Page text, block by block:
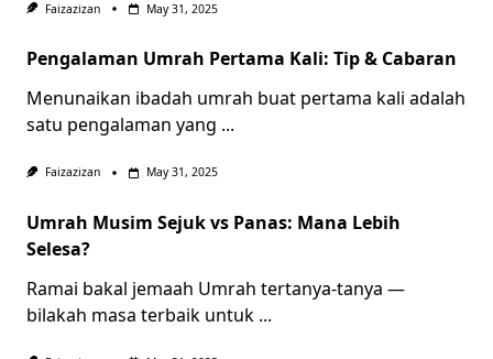
Faizazizan May 31, 2025
Pengalaman Umrah Pertama Kali: Tip & Cabaran
Menunaikan ibadah umrah buat pertama kali adalah
satu pengalaman yang ...
Faizazizan May 31, 2025
Umrah Musim Sejuk vs Panas: Mana Lebih
Selesa?
Ramai bakal jemaah Umrah tertanya-tanya —
bilakah masa terbaik untuk ...